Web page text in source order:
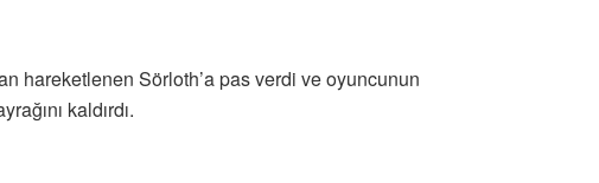
hareketlenen Sörloth’a pas verdi ve oyuncunun
kaldırdı.